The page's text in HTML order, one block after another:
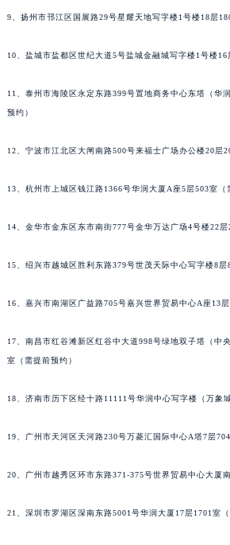
9、扬州市邗江区国展路29号星耀天地写字楼1号楼18层
10、盐城市盐都区世纪大道5号盐城金融城写字楼1号楼16
11、泰州市海陵区永定东路399号置地商务中心东塔（华
预约）
12、宁波市江北区大闸南路500号来福士广场办公楼20层
13、杭州市上城区钱江路1366号华润大厦A座5层503室（
14、金华市金东区东市南街777号金华万达广场4号楼22层
15、绍兴市越城区胜利东路379号世茂天际中心写字楼8层
16、嘉兴市南湖区广益路705号嘉兴世界贸易中心A座13层
17、南昌市红谷滩新区红谷中大道998号绿地双子塔（中
室（需提前预约）
18、济南市历下区经十路11111号华润中心写字楼（万象
19、广州市天河区天河路230号万菱汇国际中心A塔7层
20、广州市越秀区环市东路371-375号世界贸易中心大厦
21、深圳市罗湖区深南东路5001号华润大厦17层1701室（